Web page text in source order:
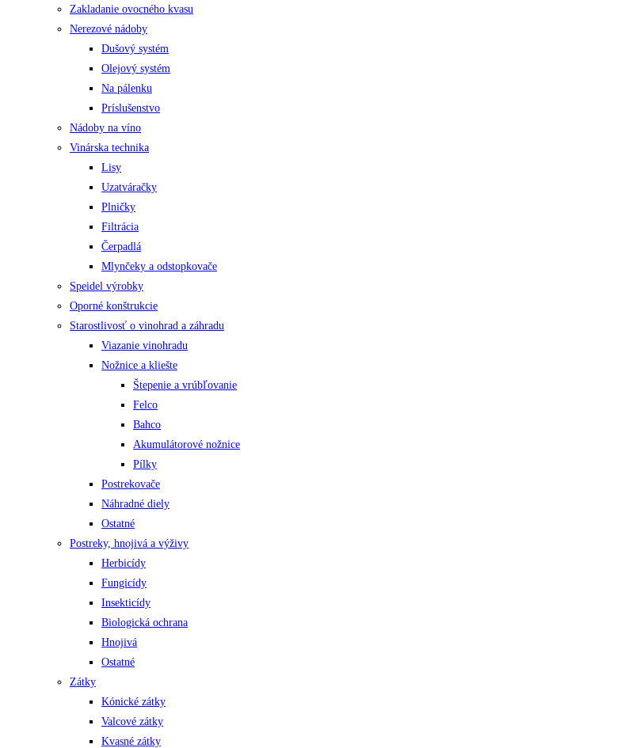
Zakladanie ovocného kvasu
Nerezové nádoby
Dušový systém
Olejový systém
Na pálenku
Príslušenstvo
Nádoby na víno
Vinárska technika
Lisy
Uzatváračky
Plničky
Filtrácia
Čerpadlá
Mlynčeky a odstopkovače
Speidel výrobky
Oporné konštrukcie
Starostlivosť o vinohrad a záhradu
Viazanie vinohradu
Nožnice a kliešte
Štepenie a vrúbľovanie
Felco
Bahco
Akumulátorové nožnice
Pílky
Postrekovače
Náhradné diely
Ostatné
Postreky, hnojivá a výživy
Herbicídy
Fungicídy
Insekticídy
Biologická ochrana
Hnojivá
Ostatné
Zátky
Kónické zátky
Valcové zátky
Kvasné zátky